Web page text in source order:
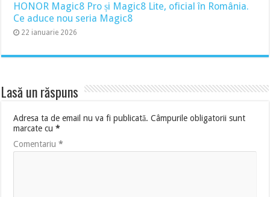
HONOR Magic8 Pro și Magic8 Lite, oficial în România.
Ce aduce nou seria Magic8
22 ianuarie 2026
Lasă un răspuns
Adresa ta de email nu va fi publicată. Câmpurile obligatorii sunt
marcate cu*
Comentariu*